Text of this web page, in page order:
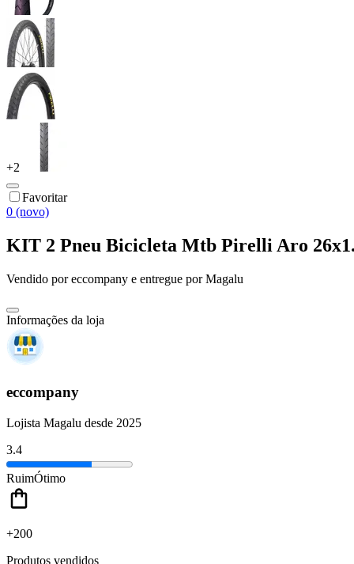
+2
Favoritar
0 (novo)
KIT 2 Pneu Bicicleta Mtb Pirelli Aro
Vendido poreccompany e entregue por Magalu
Informações da loja
eccompany
Lojista Magalu desde 2025
3.4
RuimÓtimo
+200
Produtos vendidos